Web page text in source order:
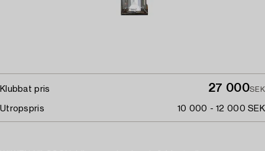
Klubbat pris 27 000SEK
Utropspris 10 000 - 12 000 SEK